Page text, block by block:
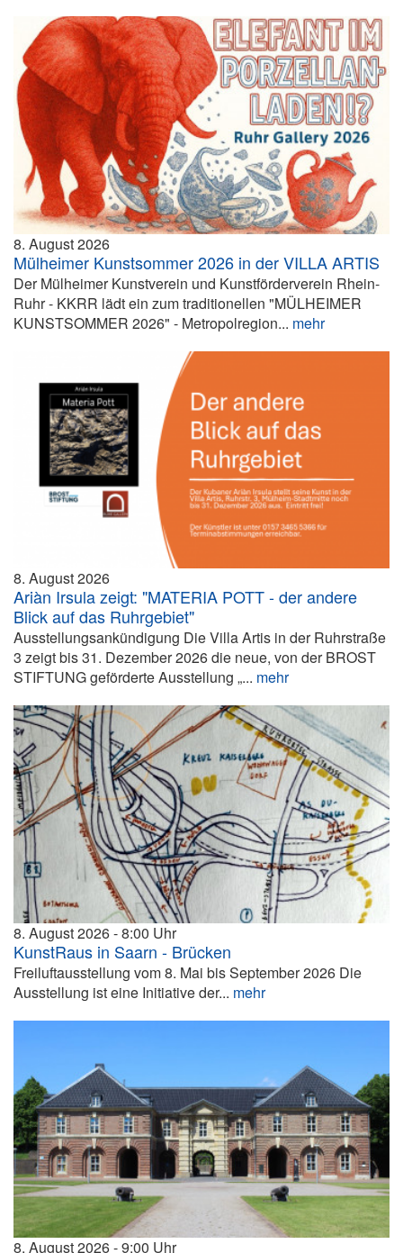
8. August 2026
Mülheimer Kunstsommer 2026 in der VILLA ARTIS
Der Mülheimer Kunstverein und Kunstförderverein Rhein-
Ruhr - KKRR lädt ein zum traditionellen "MÜLHEIMER
KUNSTSOMMER 2026" - Metropolregion... mehr
8. August 2026
Ariàn Irsula zeigt: "MATERIA POTT - der andere
Blick auf das Ruhrgebiet"
Ausstellungsankündigung Die Villa Artis in der Ruhrstraße
3 zeigt bis 31. Dezember 2026 die neue, von der BROST
STIFTUNG geförderte Ausstellung „... mehr
8. August 2026 8:00
KunstRaus in Saarn - Brücken
Freiluftausstellung vom 8. Mai bis September 2026 Die
Ausstellung ist eine Initiative der... mehr
8. August 2026 9:00